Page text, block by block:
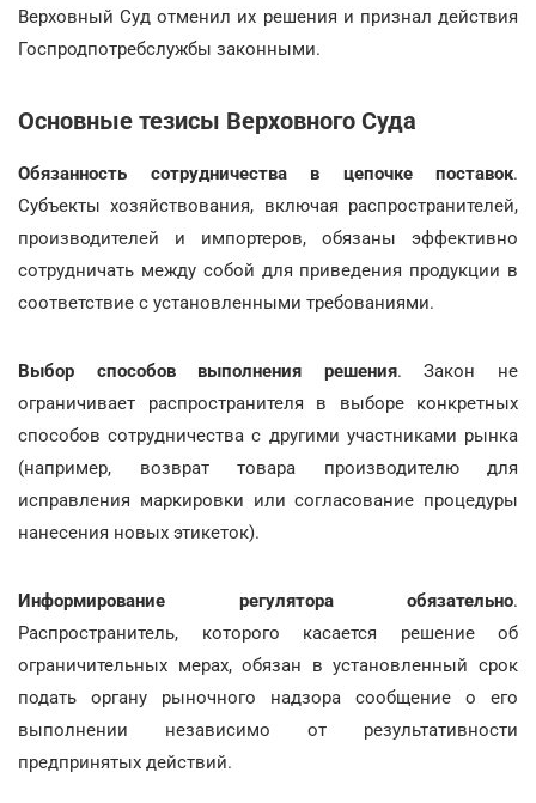
Верховный Суд отменил их решения и признал действия
Госпродпотребслужбы законными.
Основные тезисы Верховного Суда
Обязанность сотрудничества в цепочке поставок.
Субъекты хозяйствования, включая распространителей,
производителей и импортеров, обязаны эффективно
сотрудничать между собой для приведения продукции в
соответствие с установленными требованиями.
Выбор способов выполнения решения. Закон не
ограничивает распространителя в выборе конкретных
способов сотрудничества с другими участниками рынка
(например, возврат товара производителю для
исправления маркировки или согласование процедуры
нанесения новых этикеток).
Информирование регулятора обязательно.
Распространитель, которого касается решение об
ограничительных мерах, обязан в установленный срок
подать органу рыночного надзора сообщение о его
выполнении независимо от результативности
предпринятых действий.